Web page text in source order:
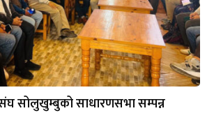
सोलुखुम्बुको साधारणसभा सम्पन्न